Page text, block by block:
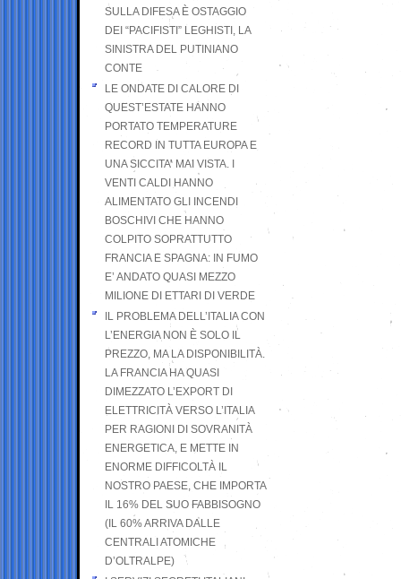
SULLA DIFESA È OSTAGGIO
DEI “PACIFISTI” LEGHISTI, LA
SINISTRA DEL PUTINIANO
CONTE
LE ONDATE DI CALORE DI
QUEST’ESTATE HANNO
PORTATO TEMPERATURE
RECORD IN TUTTA EUROPA E
UNA SICCITA’ MAI VISTA. I
VENTI CALDI HANNO
ALIMENTATO GLI INCENDI
BOSCHIVI CHE HANNO
COLPITO SOPRATTUTTO
FRANCIA E SPAGNA: IN FUMO
E’ ANDATO QUASI MEZZO
MILIONE DI ETTARI DI VERDE
IL PROBLEMA DELL’ITALIA CON
L’ENERGIA NON È SOLO IL
PREZZO, MA LA DISPONIBILITÀ.
LA FRANCIA HA QUASI
DIMEZZATO L’EXPORT DI
ELETTRICITÀ VERSO L’ITALIA
PER RAGIONI DI SOVRANITÀ
ENERGETICA, E METTE IN
ENORME DIFFICOLTÀ IL
NOSTRO PAESE, CHE IMPORTA
IL 16% DEL SUO FABBISOGNO
(IL 60% ARRIVA DALLE
CENTRALI ATOMICHE
D’OLTRALPE)